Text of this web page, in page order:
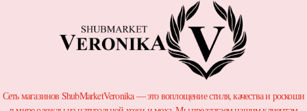
Сеть магазинов ShubMarketVeronika — это воплощение стиля, качества и роскоши